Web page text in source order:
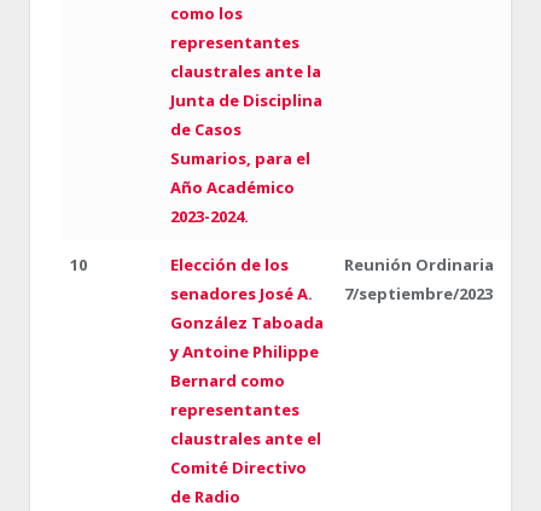
como los
representantes
claustrales ante la
Junta de Disciplina
de Casos
Sumarios, para el
Año Académico
2023-2024.
10
Elección de los
senadores José A.
González Taboada
y Antoine Philippe
Bernard como
representantes
claustrales ante el
Comité Directivo
de Radio
Reunión Ordinaria
7/septiembre/2023